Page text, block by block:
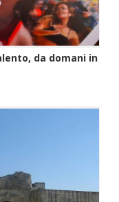
da domani in